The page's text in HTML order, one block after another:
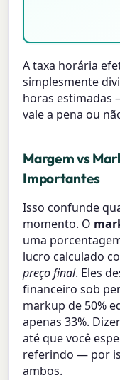
A taxa horária
simplesmente
horas estimadas
vale a pena ou
Margem vs
Importantes
Isso confunde
momento. O
uma
lucro calculado
preço final. Eles
financeiro sob
markup de 50%
apenas 33%.
até que você
referindo — por
ambos.